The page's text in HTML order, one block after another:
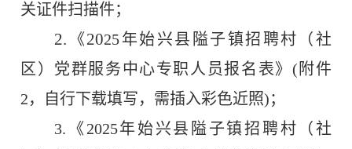
关证件扫描件；
2. 《2025年始兴县 隘子镇招聘村（社
区）党群服务中心专职人员报名表》 ( 附件
2，自行下载填写，需插入彩色近照)；
3. 《 2025年始兴县隘子镇招聘村（社